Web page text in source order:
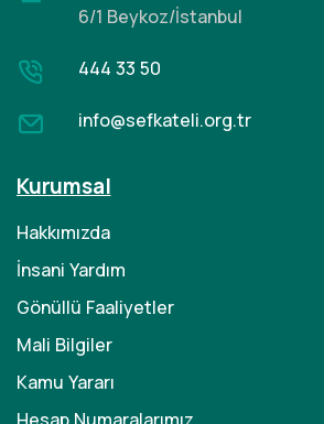
6/1 Beykoz/İstanbul
444 33 50
info@sefkateli.org.tr
Kurumsal
Hakkımızda
İnsani Yardım
Gönüllü Faaliyetler
Mali Bilgiler
Kamu Yararı